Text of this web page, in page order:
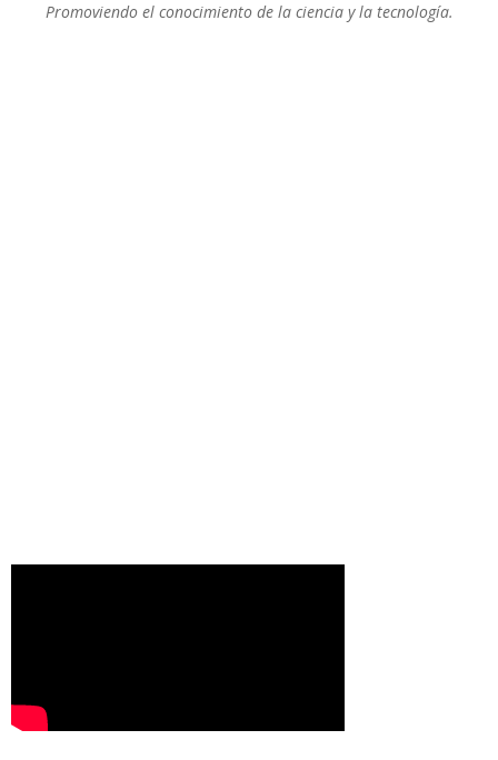
Promoviendo el conocimiento de la ciencia y la tecnología.